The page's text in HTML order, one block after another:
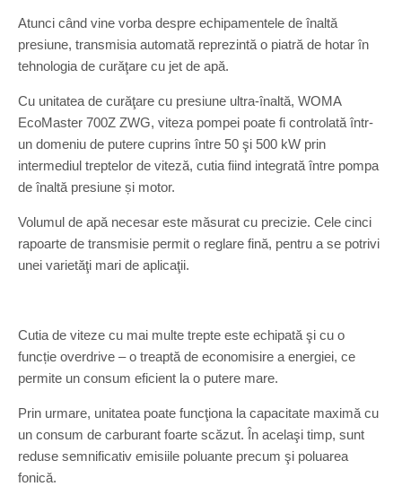
Atunci când vine vorba despre echipamentele de înaltă
presiune, transmisia automată reprezintă o piatră de hotar în
tehnologia de curăţare cu jet de apă.
Cu unitatea de curăţare cu presiune ultra-înaltă, WOMA
EcoMaster 700Z ZWG, viteza pompei poate fi controlată într-
un domeniu de putere cuprins între 50 şi 500 kW prin
intermediul treptelor de viteză, cutia fiind integrată între pompa
de înaltă presiune și motor.
Volumul de apă necesar este măsurat cu precizie. Cele cinci
rapoarte de transmisie permit o reglare fină, pentru a se potrivi
unei varietăţi mari de aplicaţii.
Cutia de viteze cu mai multe trepte este echipată şi cu o
funcție overdrive – o treaptă de economisire a energiei, ce
permite un consum eficient la o putere mare.
Prin urmare, unitatea poate funcţiona la capacitate maximă cu
un consum de carburant foarte scăzut. În acelaşi timp, sunt
reduse semnificativ emisiile poluante precum şi poluarea
fonică.